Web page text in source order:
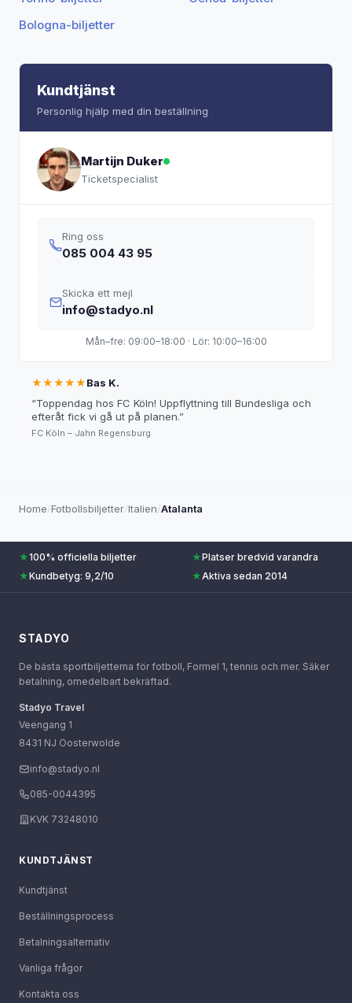
Bologna-biljetter
Kundtjänst
Personlig hjälp med din beställning
Martijn Duker
Ticketspecialist
Ring oss
085 004 43 95
Skicka ett mejl
info@stadyo.nl
Mån–fre: 09:00–18:00 · Lör: 10:00–16:00
★★★★★Bas K.
“Toppendag hos FC Köln! Uppflyttning till Bundesliga och
efteråt fick vi gå ut på planen.”
FC Köln – Jahn Regensburg
Home/Fotbollsbiljetter/Italien/Atalanta
★100% officiella biljetter ★Platser bredvid varandra
★Kundbetyg: 9,2/10 ★Aktiva sedan 2014
STADYO
De bästa sportbiljetterna för fotboll, Formel 1, tennis och mer. Säker
betalning, omedelbart bekräftad.
Stadyo Travel
Veengang 1
8431 NJ Oosterwolde
info@stadyo.nl
085-0044395
KVK 73248010
KUNDTJÄNST
Kundtjänst
Beställningsprocess
Betalningsalternativ
Vanliga frågor
Kontakta oss